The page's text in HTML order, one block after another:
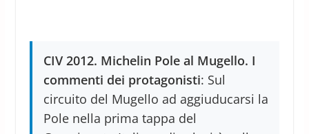
CIV 2012. Michelin Pole al Mugello. I
commenti dei protagonisti: Sul
circuito del Mugello ad aggiuducarsi la
Pole nella prima tappa del